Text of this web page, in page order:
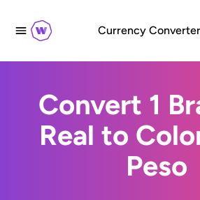
Currency Converter
Convert 1
Real to
Peso